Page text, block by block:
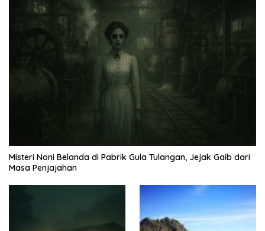
Misteri Noni Belanda di Pabrik Gula Tulangan, Jejak Gaib dari
Masa Penjajahan